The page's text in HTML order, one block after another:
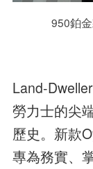
950鉑
Land-
勞力士的尖
歷史。新款
專為務實、